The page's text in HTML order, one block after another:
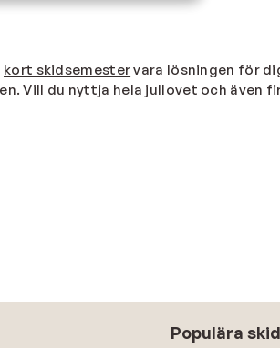
kort skidsemestervara lösningen för
Vill du nyttja hela jullovet och även
Populära